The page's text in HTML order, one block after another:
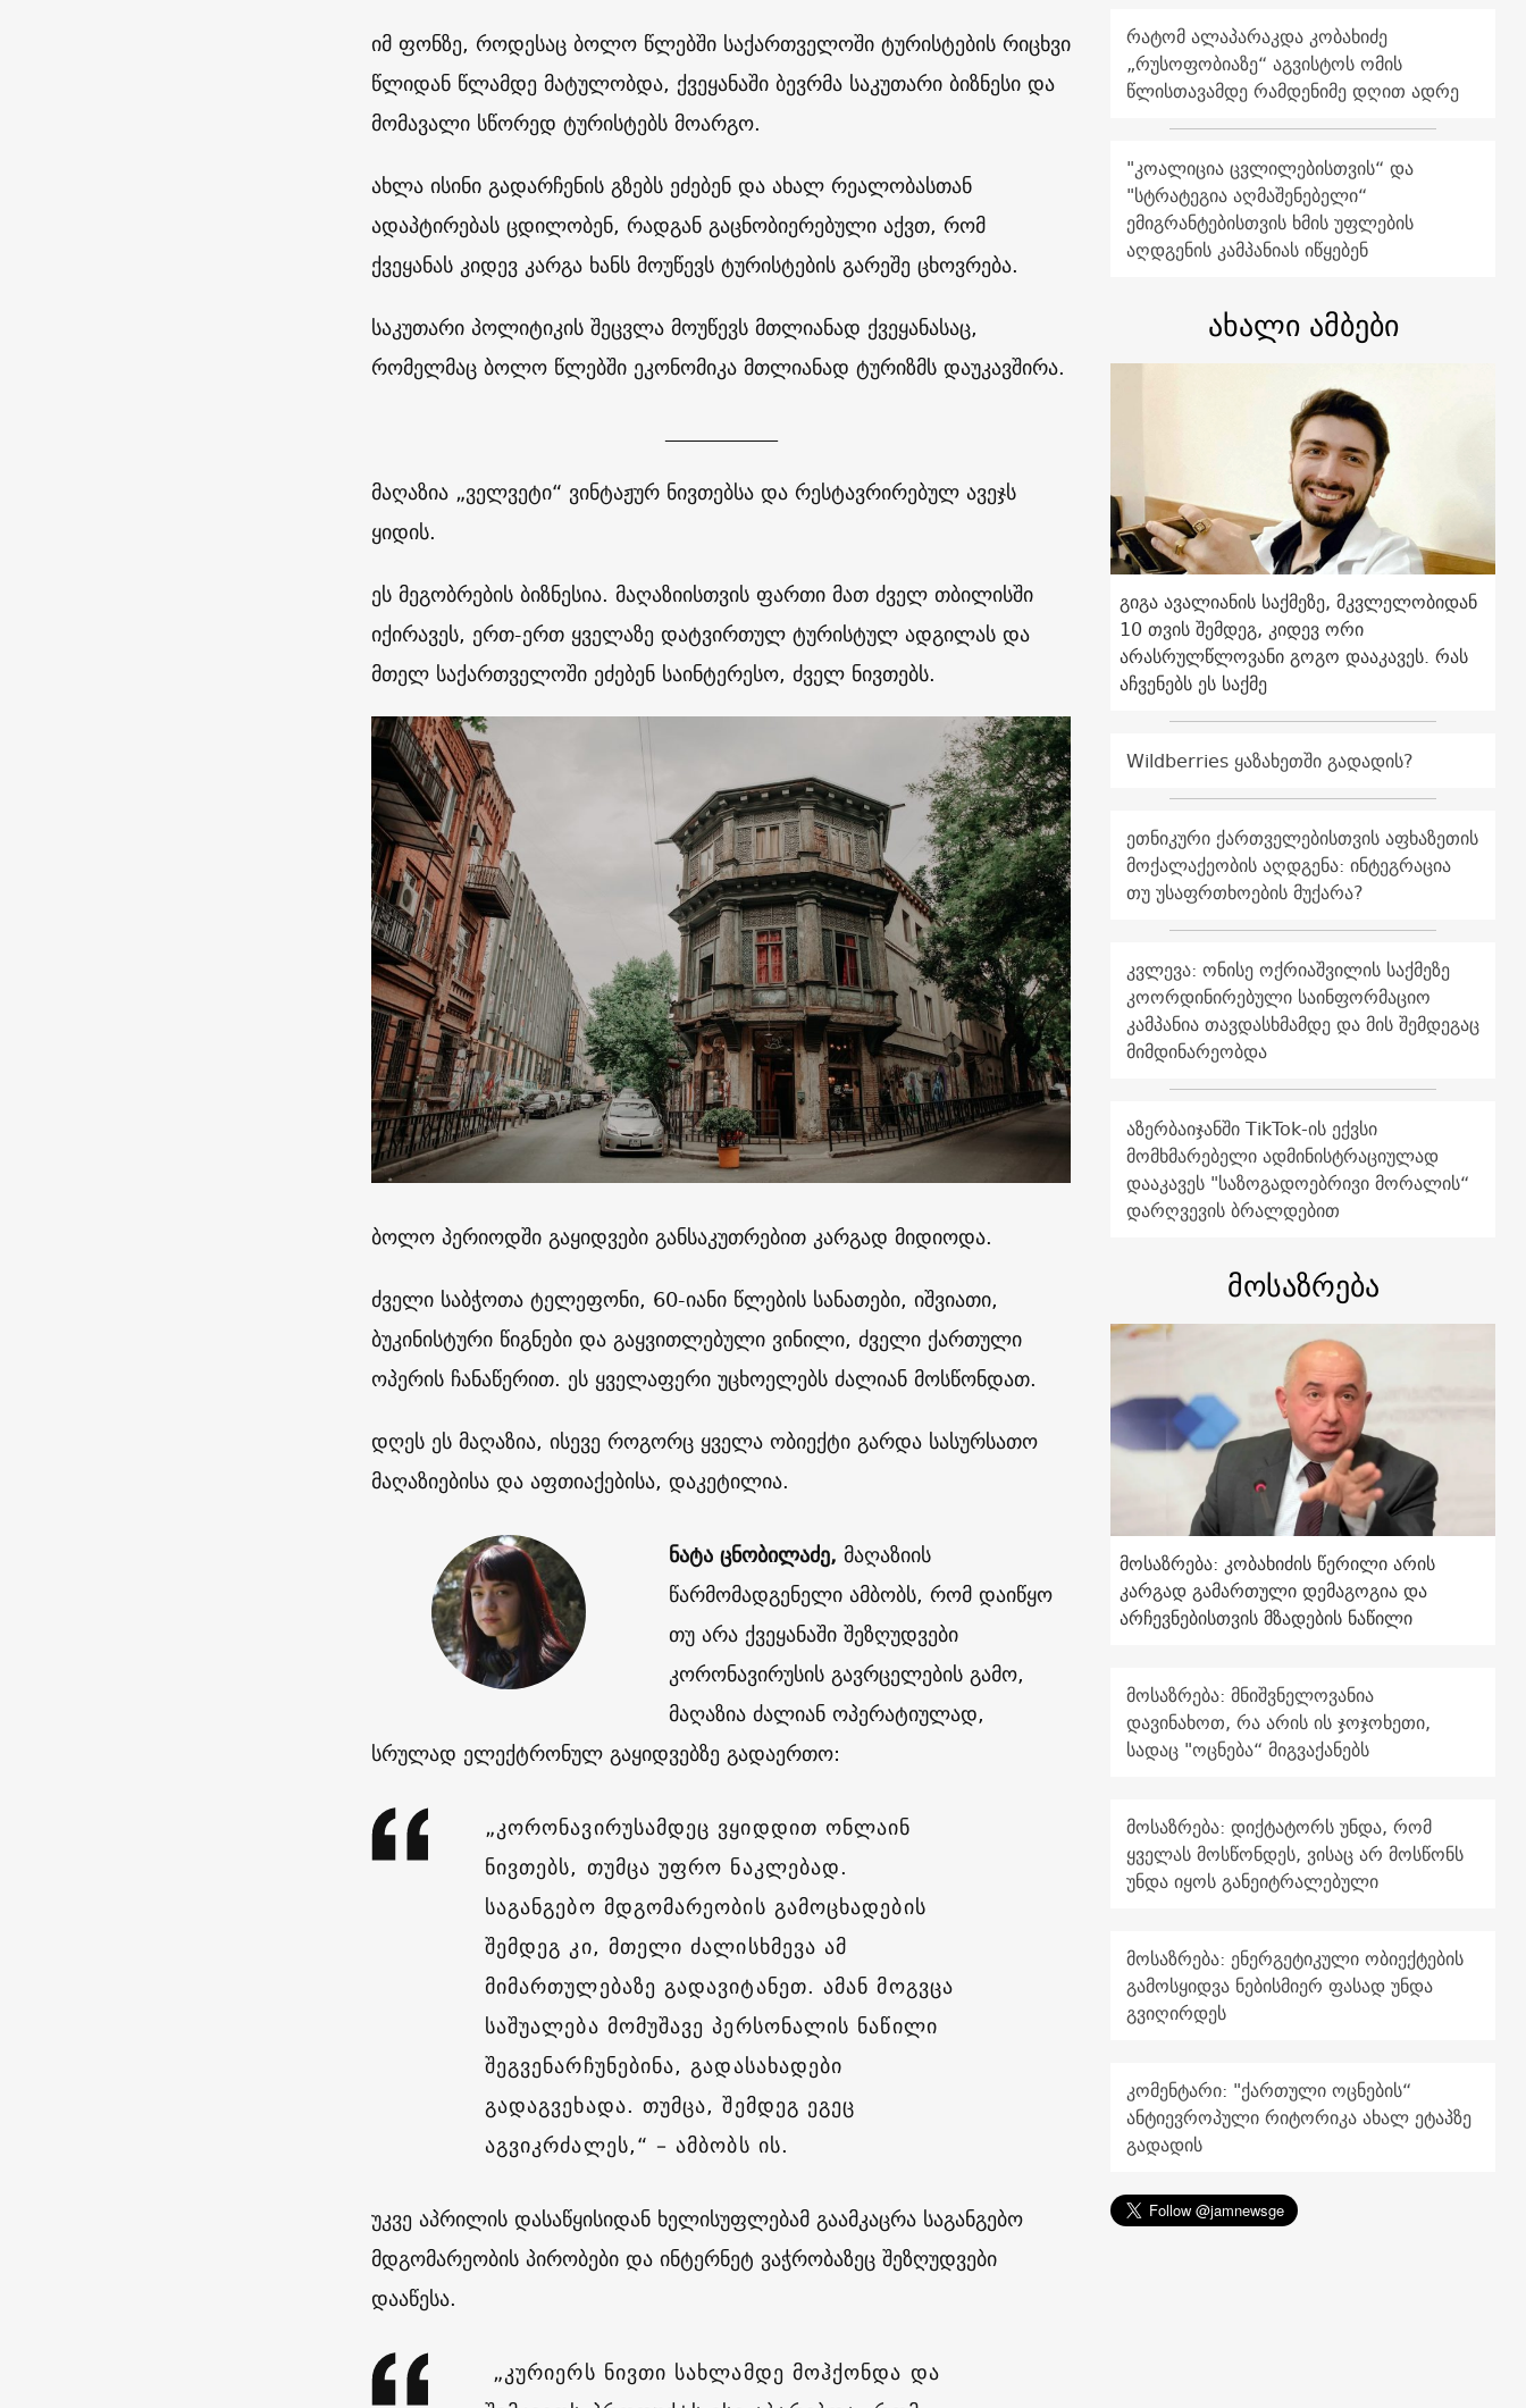
იმ ფონზე, როდესაც ბოლო წლებში საქართველოში ტურისტების რიცხვი
წლიდან წლამდე მატულობდა, ქვეყანაში ბევრმა საკუთარი ბიზნესი და
მომავალი სწორედ ტურისტებს მოარგო.
ახლა ისინი გადარჩენის გზებს ეძებენ და ახალ რეალობასთან
ადაპტირებას ცდილობენ, რადგან გაცნობიერებული აქვთ, რომ
ქვეყანას კიდევ კარგა ხანს მოუწევს ტურისტების გარეშე ცხოვრება.
საკუთარი პოლიტიკის შეცვლა მოუწევს მთლიანად ქვეყანასაც,
რომელმაც ბოლო წლებში ეკონომიკა მთლიანად ტურიზმს დაუკავშირა.
მაღაზია „ველვეტი“ ვინტაჟურ ნივთებსა და რესტავრირებულ ავეჯს
ყიდის.
ეს მეგობრების ბიზნესია. მაღაზიისთვის ფართი მათ ძველ თბილისში
იქირავეს, ერთ-ერთ ყველაზე დატვირთულ ტურისტულ ადგილას და
მთელ საქართველოში ეძებენ საინტერესო, ძველ ნივთებს.
ბოლო პერიოდში გაყიდვები განსაკუთრებით კარგად მიდიოდა.
ძველი საბჭოთა ტელეფონი, 60-იანი წლების სანათები, იშვიათი,
ბუკინისტური წიგნები და გაყვითლებული ვინილი, ძველი ქართული
ოპერის ჩანაწერით. ეს ყველაფერი უცხოელებს ძალიან მოსწონდათ.
დღეს ეს მაღაზია, ისევე როგორც ყველა ობიექტი გარდა სასურსათო
მაღაზიებისა და აფთიაქებისა, დაკეტილია.
ნატა ცნობილაძე, მაღაზიის
წარმომადგენელი ამბობს, რომ დაიწყო
თუ არა ქვეყანაში შეზღუდვები
კორონავირუსის გავრცელების გამო,
მაღაზია ძალიან ოპერატიულად,
სრულად ელექტრონულ გაყიდვებზე გადაერთო:
„კორონავირუსამდეც ვყიდდით ონლაინ
ნივთებს, თუმცა უფრო ნაკლებად.
საგანგებო მდგომარეობის გამოცხადების
შემდეგ კი, მთელი ძალისხმევა ამ
მიმართულებაზე გადავიტანეთ. ამან მოგვცა
საშუალება მომუშავე პერსონალის ნაწილი
შეგვენარჩუნებინა, გადასახადები
გადაგვეხადა. თუმცა, შემდეგ ეგეც
აგვიკრძალეს,“ – ამბობს ის.
უკვე აპრილის დასაწყისიდან ხელისუფლებამ გაამკაცრა საგანგებო
მდგომარეობის პირობები და ინტერნეტ ვაჭრობაზეც შეზღუდვები
დააწესა.
„კურიერს ნივთი სახლამდე მოჰქონდა და
რატომ ალაპარაკდა კობახიძე
„რუსოფობიაზე“ აგვისტოს ომის
წლისთავამდე რამდენიმე დღით ადრე
"კოალიცია ცვლილებისთვის“ და
"სტრატეგია აღმაშენებელი“
ემიგრანტებისთვის ხმის უფლების
აღდგენის კამპანიას იწყებენ
ახალი ამბები
გიგა ავალიანის საქმეზე, მკვლელობიდან
10 თვის შემდეგ, კიდევ ორი
არასრულწლოვანი გოგო დააკავეს. რას
აჩვენებს ეს საქმე
Wildberries ყაზახეთში გადადის?
ეთნიკური ქართველებისთვის აფხაზეთის
მოქალაქეობის აღდგენა: ინტეგრაცია
თუ უსაფრთხოების მუქარა?
კვლევა: ონისე ოქრიაშვილის საქმეზე
კოორდინირებული საინფორმაციო
კამპანია თავდასხმამდე და მის შემდეგაც
მიმდინარეობდა
აზერბაიჯანში TikTok-ის ექვსი
მომხმარებელი ადმინისტრაციულად
დააკავეს "საზოგადოებრივი მორალის“
დარღვევის ბრალდებით
მოსაზრება
მოსაზრება: კობახიძის წერილი არის
კარგად გამართული დემაგოგია და
არჩევნებისთვის მზადების ნაწილი
მოსაზრება: მნიშვნელოვანია
დავინახოთ, რა არის ის ჯოჯოხეთი,
სადაც "ოცნება“ მიგვაქანებს
მოსაზრება: დიქტატორს უნდა, რომ
ყველას მოსწონდეს, ვისაც არ მოსწონს
უნდა იყოს განეიტრალებული
მოსაზრება: ენერგეტიკული ობიექტების
გამოსყიდვა ნებისმიერ ფასად უნდა
გვიღირდეს
კომენტარი: "ქართული ოცნების“
ანტიევროპული რიტორიკა ახალ ეტაპზე
გადადის